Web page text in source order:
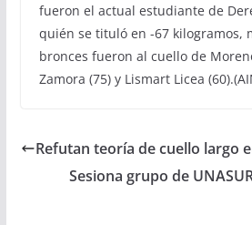
fueron el actual estudiante de
quién se tituló en -67 kilogramos,
bronces fueron al cuello de
Zamora (75) y Lismart Licea
Refutan teoría de cuello largo
Sesiona grupo de